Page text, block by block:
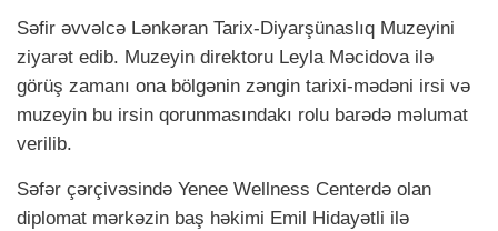
Səfir əvvəlcə Lənkəran Tarix-Diyarşünaslıq Muzeyini
ziyarət edib. Muzeyin direktoru Leyla Məcidova ilə
görüş zamanı ona bölgənin zəngin tarixi-mədəni irsi və
muzeyin bu irsin qorunmasındakı rolu barədə məlumat
verilib.
Səfər çərçivəsində Yenee Wellness Centerdə olan
diplomat mərkəzin baş həkimi Emil Hidayətli ilə